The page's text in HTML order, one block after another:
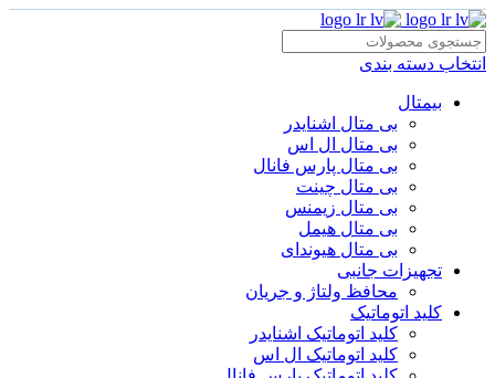
انتخاب دسته بندی
بیمتال
بی متال اشنایدر
بی متال ال اس
بی متال پارس فانال
بی متال چینت
بی متال زیمنس
بی متال هیمل
بی متال هیوندای
تجهیزات جانبی
محافظ ولتاژ و‌ جریان
کلید اتوماتیک
کلید اتوماتیک اشنایدر
کلید اتوماتیک ال اس